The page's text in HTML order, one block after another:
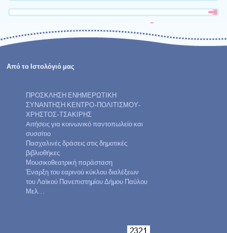
Από το Ιστολόγιό μας
ΠΡΟΣΚΛΗΣΗ ΕΝΗΜΕΡΩΤΙΚΗ
ΣΥΝΑΝΤΗΣΗ ΚΕΝΤΡΟ-ΠΟΛΙΤΙΣΜΟΥ-
ΧΡΗΣΤΟΣ-ΤΣΑΚΙΡΗΣ
Aιτήσεις για κοινωνικό παντοπωλείο και
συσσίτιο
Πασχαλινές δράσεις στις δημοτικές
βιβλιοθήκες
Μουσικοθεατρική παράσταση
Έναρξη του εαρινού κύκλου διαλέξεων
του Λαϊκού Πανεπιστημίου Δήμου Παύλου
Μελ…